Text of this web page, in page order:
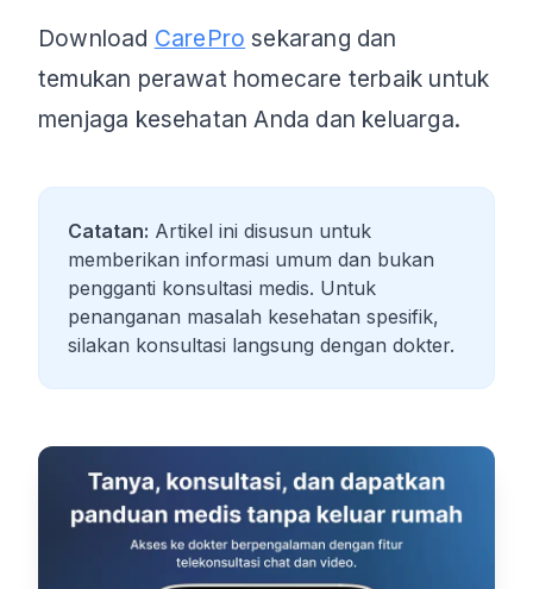
Download CarePro sekarang dan
temukan perawat homecare terbaik untuk
menjaga kesehatan Anda dan keluarga.
Catatan: Artikel ini disusun untuk
memberikan informasi umum dan bukan
pengganti konsultasi medis. Untuk
penanganan masalah kesehatan spesifik,
silakan konsultasi langsung dengan dokter.